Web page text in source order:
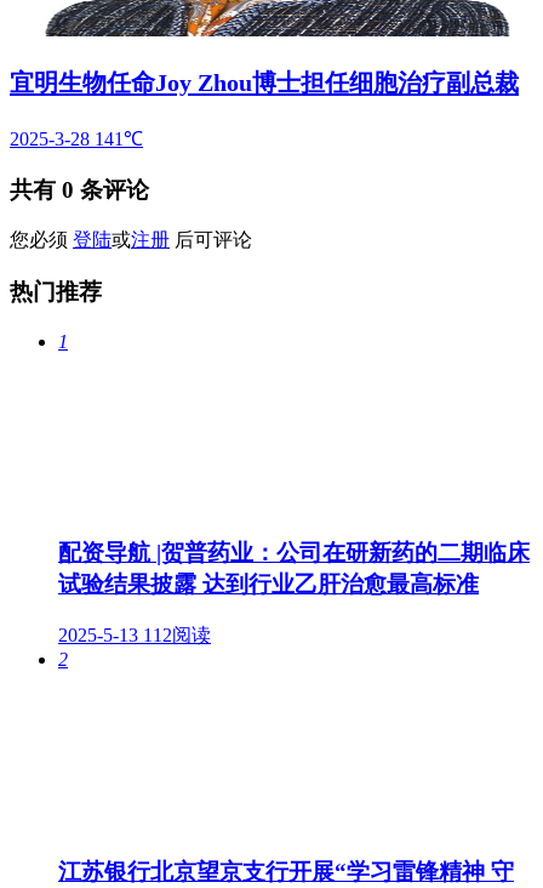
宜明生物任命Joy Zhou博士担任细胞治疗副总裁
2025-3-28 141℃
共有 0 条评论
您必须 登陆或注册 后可评论
热门推荐
1
配资导航 |贺普药业：公司在研新药的二期临床
试验结果披露 达到行业乙肝治愈最高标准
2025-5-13 112阅读
2
江苏银行北京望京支行开展“学习雷锋精神 守